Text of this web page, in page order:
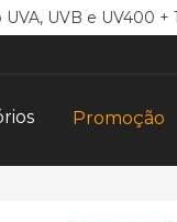
UVB e UV400 +
Promoção